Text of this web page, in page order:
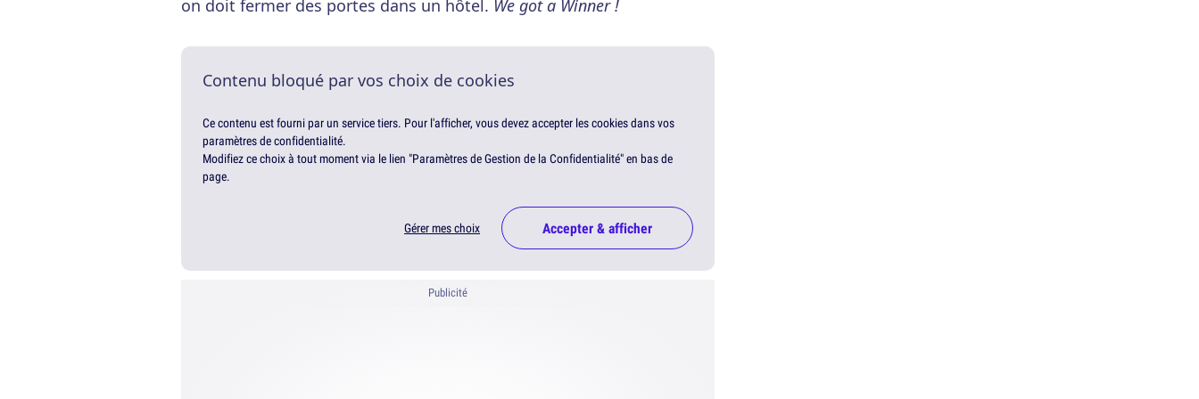
on doit fermer des portes dans un hôtel. We got a Winner !
Contenu bloqué par vos choix de cookies
Ce contenu est fourni par un service tiers. Pour l'afficher, vous devez accepter les cookies dans vos
paramètres de confidentialité.
Modifiez ce choix à tout moment via le lien "Paramètres de Gestion de la Confidentialité" en bas de
page.
Gérer mes choix Accepter & afficher
Publicité